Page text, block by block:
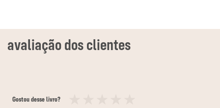
Gostou desse livro?